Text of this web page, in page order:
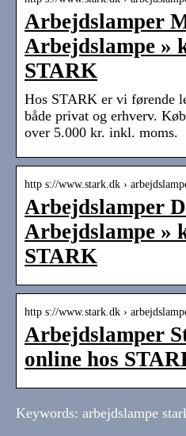
Arbejdslamper
Arbejdslampe »
STARK
Hos STARK er vi førende
både privat og erhverv.
over 5.000 kr. inkl. moms.
http s://www.stark.dk ›
Arbejdslamper
Arbejdslampe »
STARK
http s://www.stark.dk ›
Arbejdslamper
online hos
Keywords: arbejdslampe